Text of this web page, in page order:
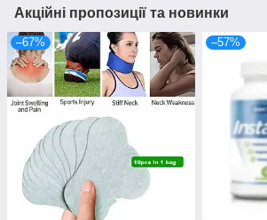
Акційні пропозиції та новинки
–67% –57%